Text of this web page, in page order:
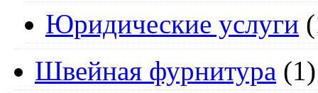
Юридические услуги
Швейная фурнитура (1)